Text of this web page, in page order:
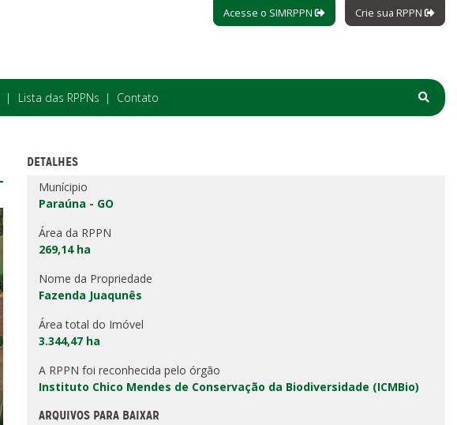
Acesse o SIMRPPN Crie sua RPPN
Lista das RPPNs Contato
DETALHES
Munícipio
Paraúna - GO
Área da RPPN
269,14 ha
Nome da Propriedade
Fazenda Juaqunês
Área total do Imóvel
3.344,47 ha
A RPPN foi reconhecida pelo órgão
Instituto Chico Mendes de Conservação da Biodiversidade (ICMBio)
ARQUIVOS PARA BAIXAR